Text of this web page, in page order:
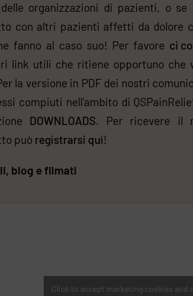
organizzazioni di pazienti, o
con altri pazienti affetti da dolore
fanno al caso suo! Per favore ci
link utili che ritiene opportuno che
la versione in PDF dei nostri
compiuti nell’ambito di
DOWNLOADS. Per ricevere il
può registrarsi qui!
blog e filmati
Click to accept marketing cookies and